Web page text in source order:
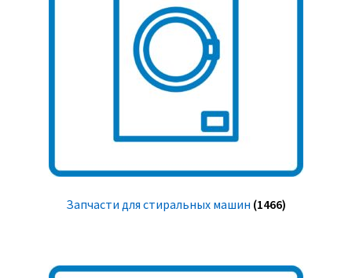
Запчасти для стиральных машин (1466)